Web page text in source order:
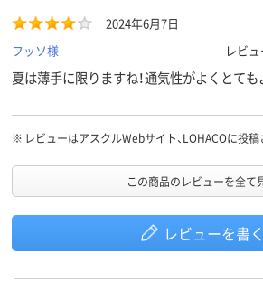
2024年6月7日
フッソ様
レビ
夏は薄手に限りますね！通気性がよくとても
※ レビューはアスクルWebサイト、LOHACOに投稿
この商品のレビューを全て
レビューを書く